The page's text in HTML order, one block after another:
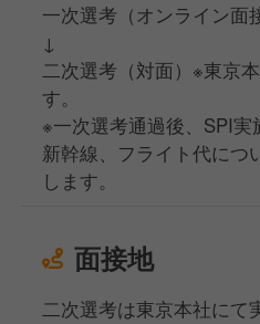
一次選考（オンライン面
↓
二次選考（対面）※東京
す。
※一次選考通過後、SPI実
新幹線、フライト代につ
します。
面接地
二次選考は東京本社にて